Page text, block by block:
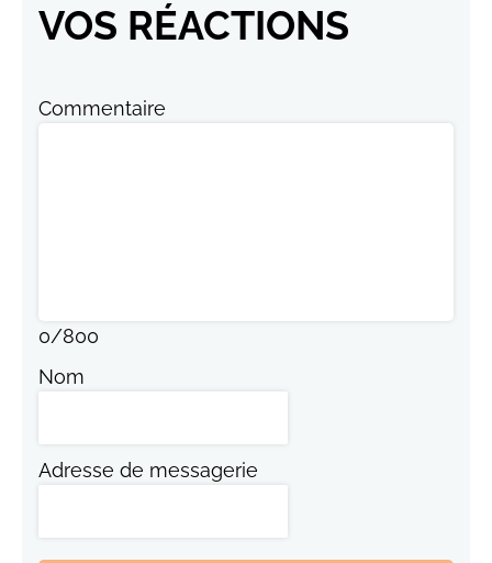
VOS RÉACTIONS
Commentaire
0/800
Nom
Adresse de messagerie